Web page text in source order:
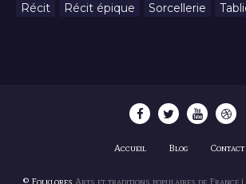
Récit
Récit épique Sorcellerie
Accueil Blog Contact
© Folklores Arts et traditions populaires de France |